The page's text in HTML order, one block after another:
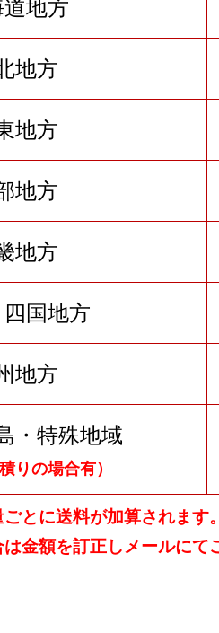
地方
地方
地方
地方
地方
国地方
地方
・特殊地域
りの場合有）
とに送料が加算されます
金額を訂正しメールにて